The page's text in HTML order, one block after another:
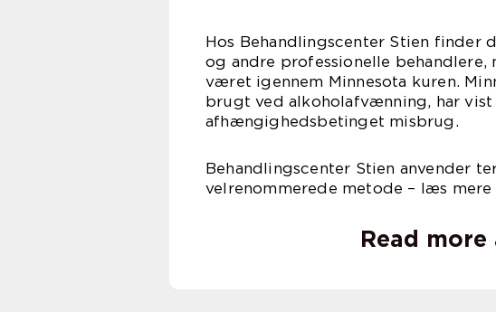
Hos Behandlingscenter Stien
og andre professionelle behandlere,
været igennem Minnesota kuren.
brugt ved alkoholafvænning, har
afhængighedsbetinget misbrug.
Behandlingscenter Stien anvender
velrenommerede metode – læs
Read